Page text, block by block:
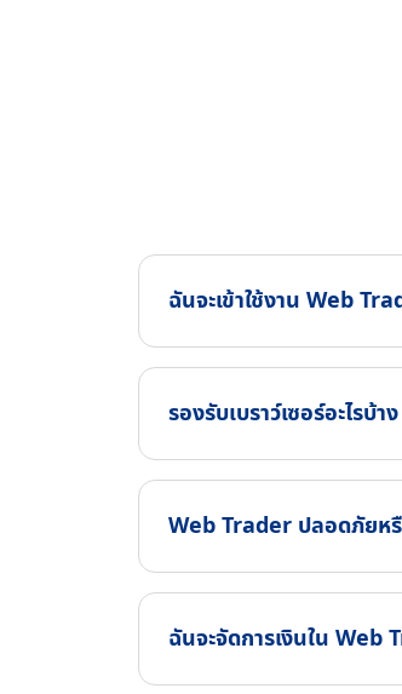
ฉันจะเข้าใช้งาน Web
รองรับเบราว์เซอร์อะไรบ้าง
Web Trader ปลอดภัยห
ฉันจะจัดการเงินใน Web